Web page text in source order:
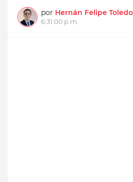
por Hernán Felipe Toledo
6:31:00 p.m.